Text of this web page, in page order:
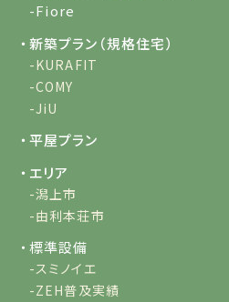
-Fiore
・新築プラン（規格住宅）
-KURAFIT
-COMY
-JiU
・平屋プラン
・エリア
-潟上市
-由利本荘市
・標準設備
-スミノイエ
-ZEH普及実績